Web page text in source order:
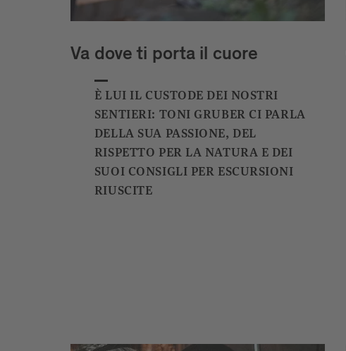
Va dove ti porta il cuore
È LUI IL CUSTODE DEI NOSTRI
SENTIERI: TONI GRUBER CI PARLA
DELLA SUA PASSIONE, DEL
RISPETTO PER LA NATURA E DEI
SUOI CONSIGLI PER ESCURSIONI
RIUSCITE